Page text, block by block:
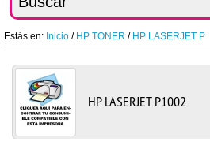
Estás en: Inicio / HP TONER / HP LASERJET P
HP LASERJET P1002